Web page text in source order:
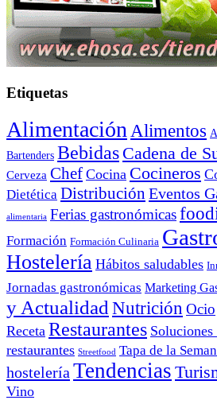
Etiquetas
Alimentación Alimentos
Bartenders Bebidas Cadena de
Cerveza Chef Cocina Cocineros
Dietética Distribución Eventos
alimentaria Ferias gastronómicas
Formación Formación Culinaria
Hostelería Hábitos saludables
Jornadas gastronómicas Marketing
y Actualidad Nutrición Ocio
Receta Restaurantes
restaurantes Streetfood Tapa de la
hostelería Tendencias
Vino